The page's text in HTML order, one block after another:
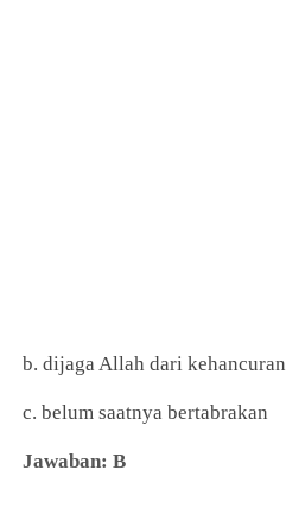
b. dijaga Allah dari kehancuran
c. belum saatnya bertabrakan
Jawaban: B